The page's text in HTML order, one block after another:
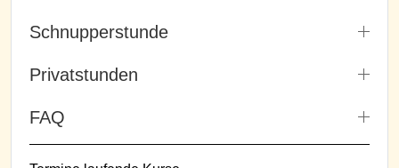
Schnupperstunde
Privatstunden
FAQ